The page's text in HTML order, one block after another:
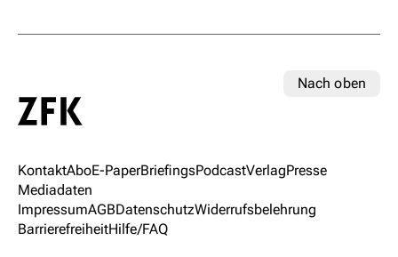
Nach oben
KontaktAboE-PaperBriefingsPodcastVerlagPresse
Mediadaten
ImpressumAGBDatenschutzWiderrufsbelehrung
BarrierefreiheitHilfe/FAQ